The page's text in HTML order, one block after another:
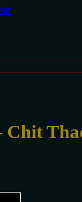
Chit